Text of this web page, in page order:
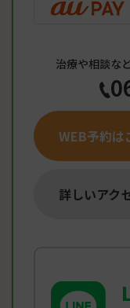
治療や相談な
WEB予約は
詳しいアク